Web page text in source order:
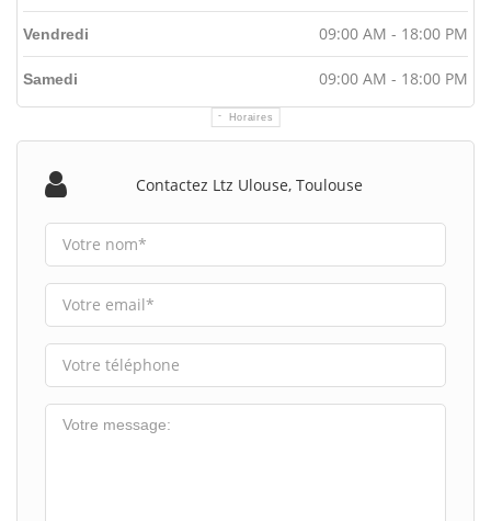
Horaires
Vendredi 09:00 AM - 18:00 PM
Samedi 09:00 AM - 18:00 PM
Contactez Ltz Ulouse, Toulouse